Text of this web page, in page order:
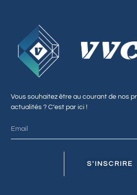
Vous souhaitez être au courant de nos
actualités ? C’est par ici !
S'INSCRIRE